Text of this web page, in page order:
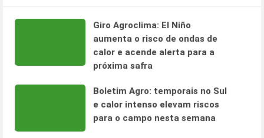
Giro Agroclima: El Niño
aumenta o risco de ondas de
calor e acende alerta para a
próxima safra
Boletim Agro: temporais no Sul
e calor intenso elevam riscos
para o campo nesta semana